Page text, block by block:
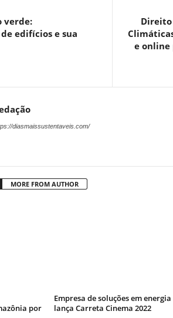
verde:
edifícios e sua
Direito
e online
diasmaissustentaveis.com/
MORE FROM AUTHOR
por
Empresa de soluções em energia
lança Carreta Cinema 2022